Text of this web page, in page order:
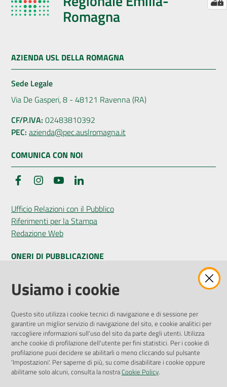
Romagna
AZIENDA USL DELLA ROMAGNA
Sede Legale
Via De Gasperi, 8 - 48121 Ravenna (RA)
CF/P.IVA: 02483810392
PEC: azienda@pec.auslromagna.it
COMUNICA CON NOI
FacebookInstagramYouTube
Ufficio Relazioni con il Pubblico
Riferimenti per la Stampa
Redazione Web
ONERI DI PUBBLICAZIONE
Amministrazione Trasparente
Pubblicità legale
Privacy Policy
Attuazione Misure PNRR
Liste di Attesa
ENTI, IMPRESE E PARTNER
Usiamo i cookie
Questo sito utilizza i cookie tecnici di navigazione e di sessione per
garantire un miglior servizio di navigazione del sito, e cookie analitici per
raccogliere informazioni sull'uso del sito da parte degli utenti. Utilizza
anche cookie di profilazione dell'utente per fini statistici. Per i cookie di
profilazione puoi decidere se abilitarli o meno cliccando sul pulsante
'Impostazioni'. Per saperne di più, su come disabilitare i cookie oppure
abilitarne solo alcuni, consulta la nostraCookie Policy.